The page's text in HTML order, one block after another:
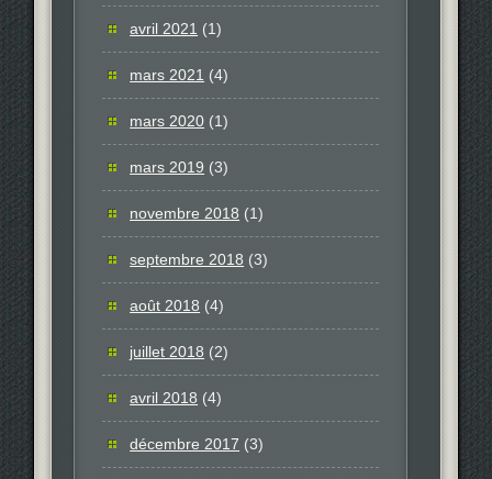
avril 2021 (1)
mars 2021 (4)
mars 2020 (1)
mars 2019 (3)
novembre 2018 (1)
septembre 2018 (3)
août 2018 (4)
juillet 2018 (2)
avril 2018 (4)
décembre 2017 (3)